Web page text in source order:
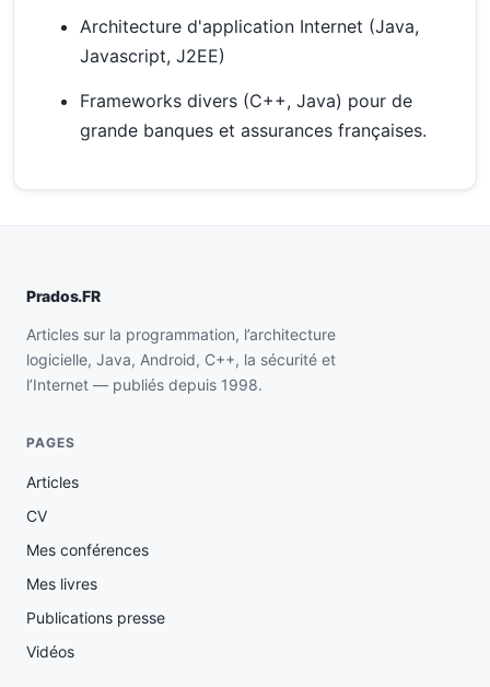
Architecture d'application Internet (Java,
Javascript, J2EE)
Frameworks divers (C++, Java) pour de
grande banques et assurances françaises.
Prados.FR
Articles sur la programmation, l’architecture
logicielle, Java, Android, C++, la sécurité et
l’Internet — publiés depuis 1998.
PAGES
Articles
CV
Mes conférences
Mes livres
Publications presse
Vidéos